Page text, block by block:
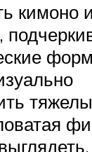
кимоно